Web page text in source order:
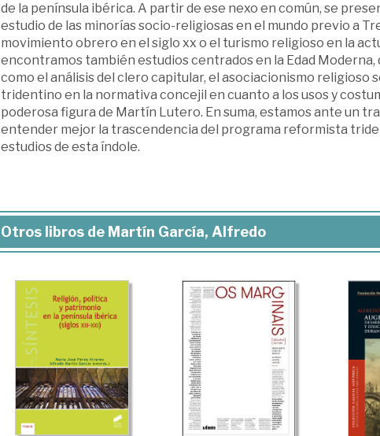
de la península ibérica. A partir de ese nexo en común, se
estudio de las minorías socio-religiosas en el mundo previo a
movimiento obrero en el siglo xx o el turismo religioso en la
encontramos también estudios centrados en la Edad
como el análisis del clero capitular, el asociacionismo religioso
tridentino en la normativa concejil en cuanto a los usos y
poderosa figura de Martín Lutero. En suma, estamos ante un
entender mejor la trascendencia del programa reformista
estudios de esta índole.
Otros libros de Martín García, Alfredo